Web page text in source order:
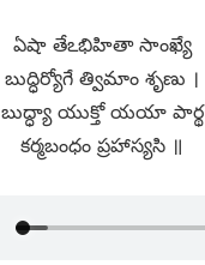
ఏషా తేఽభిహితా సాంఖ్యే
బుద్ధిర్యోగే త్విమాం శృణు ।
బుద్ధ్యా యుక్తో యయా పార్థ
కర్మబంధం ప్రహాస్యసి ॥